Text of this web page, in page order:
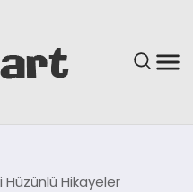
Hüzünlü Hikayeler